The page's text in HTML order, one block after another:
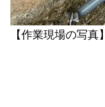
【作業現場の写真】